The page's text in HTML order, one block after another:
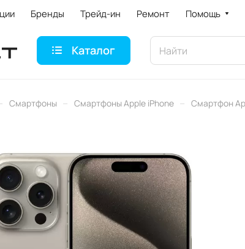
Бренды Трейд-ин Ремонт Помощь
Каталог
Смартфоны – Смартфоны Apple iPhone – Смартфон